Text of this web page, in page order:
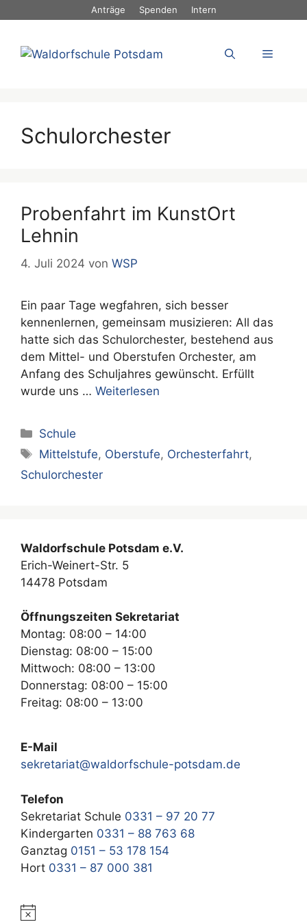
Anträge Spenden Intern
Menü
Schulorchester
Probenfahrt im KunstOrt
Lehnin
4. Juli 2024 von WSP
Ein paar Tage wegfahren, sich besser
kennenlernen, gemeinsam musizieren: All das
hatte sich das Schulorchester, bestehend aus
dem Mittel- und Oberstufen Orchester, am
Anfang des Schuljahres gewünscht. Erfüllt
wurde uns … Weiterlesen
Kategorien
Schule
Schlagwörter
Mittelstufe, Oberstufe, Orchesterfahrt,
Schulorchester
Waldorfschule Potsdam e.V.
Erich-Weinert-Str. 5
14478 Potsdam
Öffnungszeiten Sekretariat
Montag: 08:00 – 14:00
Dienstag: 08:00 – 15:00
Mittwoch: 08:00 – 13:00
Donnerstag: 08:00 – 15:00
Freitag: 08:00 – 13:00
E-Mail
sekretariat@waldorfschule-potsdam.de
Telefon
Sekretariat Schule 0331 – 97 20 77
Kindergarten 0331 – 88 763 68
Ganztag 0151 – 53 178 154
Hort 0331 – 87 000 381